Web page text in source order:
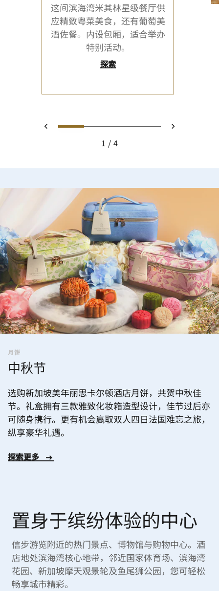
这间滨海湾米其林星级餐厅供
应精致粤菜美食，还有葡萄美
酒佐餐。内设包厢，适合举办
特别活动。
探索
上一页
0 1 2 3 下一页
1 4
月饼
中秋节
选购新加坡美年丽思卡尔顿酒店月饼，共贺中秋佳
节。礼盒拥有三款雅致化妆箱造型设计，佳节过后亦
可随身携行。更有机会赢取双人四日法国难忘之旅，
纵享豪华礼遇。
探索更多
置身于缤纷体验的中心
信步游览附近的热门景点、博物馆与购物中心。酒
店地处滨海湾核心地带，邻近国家体育场、滨海湾
花园、新加坡摩天观景轮及鱼尾狮公园，您可轻松
畅享城市精彩。